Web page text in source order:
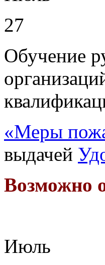
27
Обучение
«Меры
выдачей
Возможно
Июль